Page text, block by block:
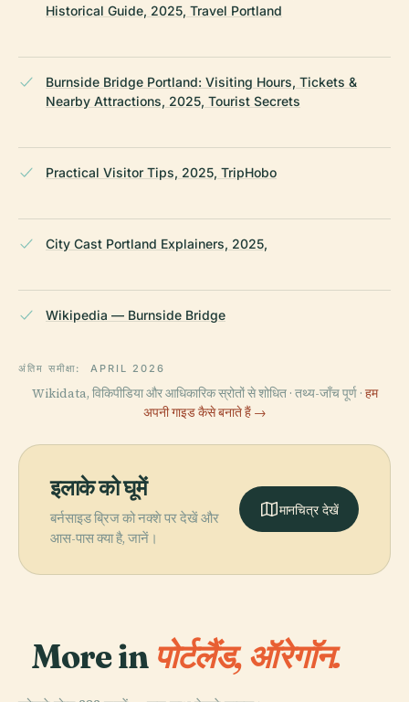
Historical Guide, 2025, Travel Portland
Burnside Bridge Portland: Visiting Hours, Tickets &
Nearby Attractions, 2025, Tourist Secrets
Practical Visitor Tips, 2025, TripHobo
City Cast Portland Explainers, 2025,
Wikipedia — Burnside Bridge
अंतिम समीक्षा: APRIL 2026
Wikidata, विकिपीडिया और आधिकारिक स्रोतों से शोधित · तथ्य-जाँच पूर्ण · हम
अपनी गाइड कैसे बनाते हैं →
इलाके को घूमें
बर्नसाइड ब्रिज को नक्शे पर देखें और
आस-पास क्या है, जानें।
मानचित्र देखें
More in पोर्टलैंड, ऑरेगॉन.